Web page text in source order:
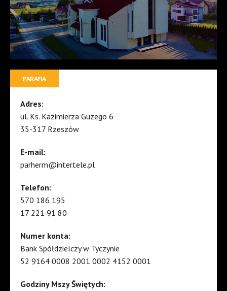
PARAFIA
Adres:
ul. Ks. Kazimierza Guzego 6
35-317 Rzeszów
E-mail:
parherm@intertele.pl
Telefon:
570 186 195
17 221 91 80
Numer konta:
Bank Spółdzielczy w Tyczynie
52 9164 0008 2001 0002 4152 0001
Godziny Mszy Świętych: